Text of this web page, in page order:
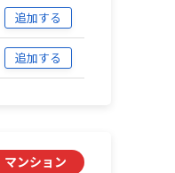
追加する
追加する
マンション